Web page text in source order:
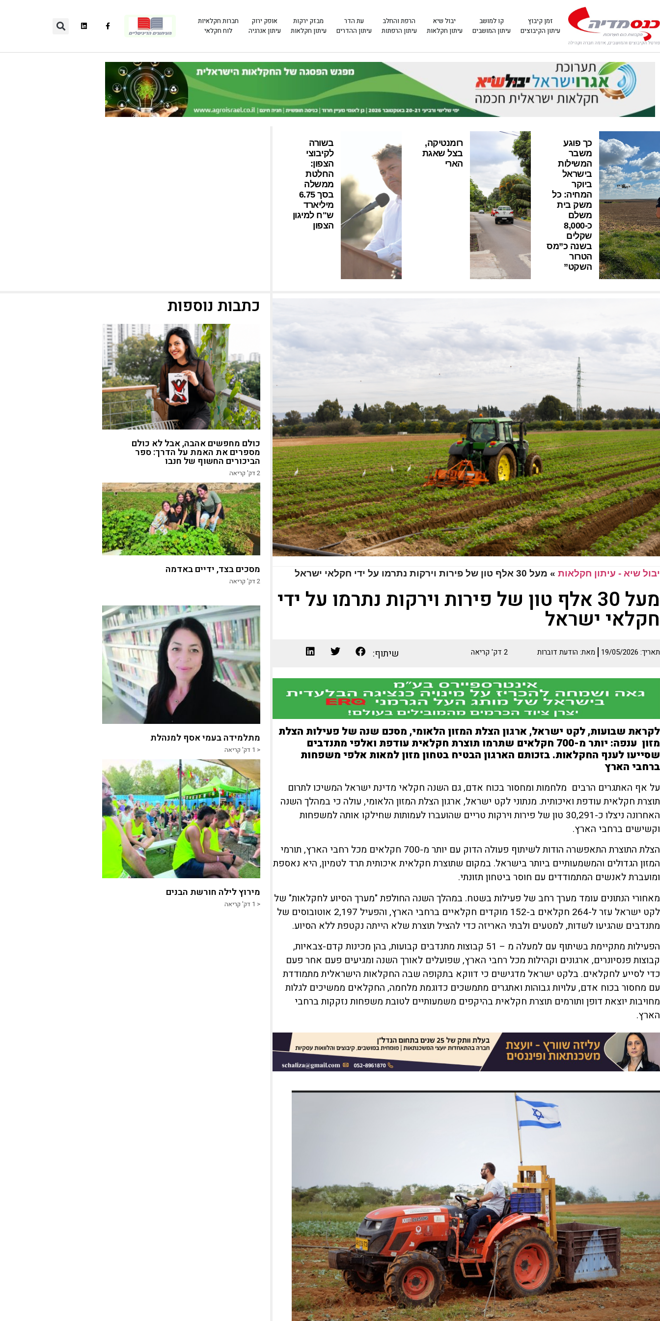
זמן קיבוץ
עיתון הקיבוצים
קו למושב
עיתון המושבים
יבול שיא
עיתון חקלאות
הרפת והחלב
עיתון הרפתות
עת הדר
עיתון ההדרים
מבזק ירקות
עיתון חקלאות
אופק ירוק
עיתון אנרגיה
חברות חקלאיות
לוח חקלאי
כך פוגע
משבר
המשילות
בישראל
ביוקר
המחיה: כל
משק בית
משלם
כ-8,000
שקלים
בשנה כ”מס
הטרור
השקט”
רומנטיקה,
בצל שאגת
הארי
בשורה
לקיבוצי
הצפון:
החלטת
ממשלה
בסך 6.75
מיליארד
ש"ח למיגון
הצפון
יבול שיא - עיתון חקלאות » מעל 30 אלף טון של פירות וירקות נתרמו על ידי חקלאי ישראל
מעל 30 אלף טון של פירות וירקות נתרמו על ידי
חקלאי ישראל
תאריך: 19/05/2026 מאת: הודעת דוברות 2 דק' קריאה שיתוף:
לקראת שבועות, לקט ישראל, ארגון הצלת המזון הלאומי, מסכם שנה של פעילות הצלת
מזון ענפה: יותר מ-700 חקלאים שתרמו תוצרת חקלאית עודפת ואלפי מתנדבים
שסייעו לענף החקלאות. בזכותם הארגון הבטיח בטחון מזון למאות אלפי משפחות
ברחבי הארץ
על אף האתגרים הרבים מלחמות ומחסור בכוח אדם, גם השנה חקלאי מדינת ישראל המשיכו לתרום
תוצרת חקלאית עודפת ואיכותית. מנתוני לקט ישראל, ארגון הצלת המזון הלאומי, עולה כי במהלך השנה
האחרונה ניצלו כ-30,291 טון של פירות וירקות טריים שהועברו לעמותות שחילקו אותה למשפחות
וקשישים ברחבי הארץ.
הצלת התוצרת התאפשרה הודות לשיתוף פעולה הדוק עם יותר מ-700 חקלאים מכל רחבי הארץ, תורמי
המזון הגדולים והמשמעותיים ביותר בישראל. במקום שתוצרת חקלאית איכותית תרד לטמיון, היא נאספת
ומועברת לאנשים המתמודדים עם חוסר ביטחון תזונתי.
מאחורי הנתונים עומד מערך רחב של פעילות בשטח. במהלך השנה החולפת "מערך הסיוע לחקלאות" של
לקט ישראל עזר ל-264 חקלאים ב-152 מוקדים חקלאיים ברחבי הארץ, והפעיל 2,197 אוטובוסים של
מתנדבים שהגיעו לשדות, למטעים ולבתי האריזה כדי להציל תוצרת שלא הייתה נקטפת ללא הסיוע.
הפעילות מתקיימת בשיתוף עם למעלה מ – 51 קבוצות מתנדבים קבועות, בהן מכינות קדם-צבאיות,
קבוצות פנסיונרים, ארגונים וקהילות מכל רחבי הארץ, שפועלים לאורך השנה ומגיעים פעם אחר פעם
כדי לסייע לחקלאים. בלקט ישראל מדגישים כי דווקא בתקופה שבה החקלאות הישראלית מתמודדת
עם מחסור בכוח אדם, עלויות גבוהות ואתגרים מתמשכים כדוגמת מלחמה, החקלאים ממשיכים לגלות
מחויבות יוצאת דופן ותורמים תוצרת חקלאית בהיקפים משמעותיים לטובת משפחות נזקקות ברחבי
הארץ.
כתבות נוספות
כולם מחפשים אהבה, אבל לא כולם
מספרים את האמת על הדרך: ספר
הביכורים החשוף של חנבו
2דק' קריאה
מסכים בצד, ידיים באדמה
2דק' קריאה
מתלמידה בעמי אסף למנהלת
< 1 דק' קריאה
מירוץ לילה חורשת הבנים
< 1 דק' קריאה